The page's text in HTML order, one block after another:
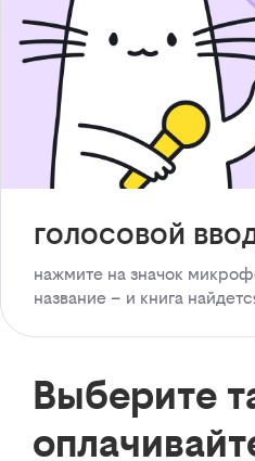
голосовой
нажмите на значок
название – и книга
Выберите